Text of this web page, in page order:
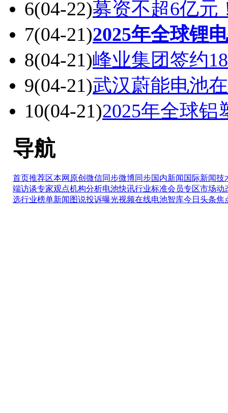
6(04-22)募资不超6亿元
7(04-21)2025年全球锂
8(04-21)峰业集团签约
9(04-21)武汉蔚能电池
10(04-21)2025年全球铝
导航
首页推荐区本网原创 微信同步微博同步国内新闻 国际新闻技
端访谈专家观点机构分析电池快讯行业标准会员专区市场动
选行业榜单新闻图说投诉曝光视频在线电池智库今日头条焦